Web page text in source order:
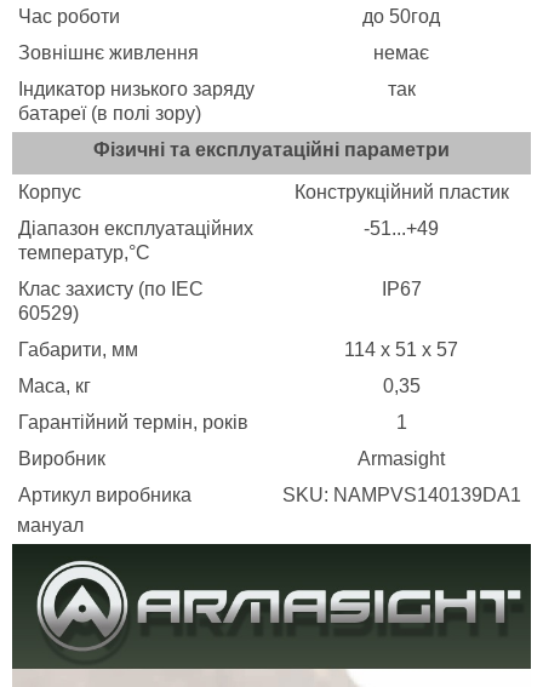
Час роботи
до 50год
Зовнішнє живлення
немає
Індикатор низького заряду
батареї (в полі зору)
так
Фізичні та експлуатаційні параметри
Корпус
Конструкційний пластик
Діапазон експлуатаційних
температур,°C
-51...+49
Клас захисту (по IEC
60529)
IP67
Габарити, мм
114 х 51 х 57
Маса, кг
0,35
Гарантійний термін, років
1
Виробник
Armasight
Артикул виробника
SKU: NAMPVS140139DA1
мануал